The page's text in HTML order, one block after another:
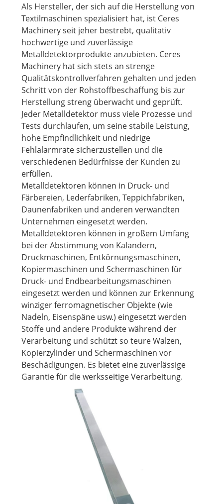
Als Hersteller, der sich auf die Herstellung von
Textilmaschinen spezialisiert hat, ist Ceres
Machinery seit jeher bestrebt, qualitativ
hochwertige und zuverlässige
Metalldetektorprodukte anzubieten. Ceres
Machinery hat sich stets an strenge
Qualitätskontrollverfahren gehalten und jeden
Schritt von der Rohstoffbeschaffung bis zur
Herstellung streng überwacht und geprüft.
Jeder Metalldetektor muss viele Prozesse und
Tests durchlaufen, um seine stabile Leistung,
hohe Empfindlichkeit und niedrige
Fehlalarmrate sicherzustellen und die
verschiedenen Bedürfnisse der Kunden zu
erfüllen.
Metalldetektoren können in Druck- und
Färbereien, Lederfabriken, Teppichfabriken,
Daunenfabriken und anderen verwandten
Unternehmen eingesetzt werden.
Metalldetektoren können in großem Umfang
bei der Abstimmung von Kalandern,
Druckmaschinen, Entkörnungsmaschinen,
Kopiermaschinen und Schermaschinen für
Druck- und Endbearbeitungsmaschinen
eingesetzt werden und können zur Erkennung
winziger ferromagnetischer Objekte (wie
Nadeln, Eisenspäne usw.) eingesetzt werden
Stoffe und andere Produkte während der
Verarbeitung und schützt so teure Walzen,
Kopierzylinder und Schermaschinen vor
Beschädigungen. Es bietet eine zuverlässige
Garantie für die werksseitige Verarbeitung.